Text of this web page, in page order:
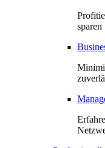
sparen